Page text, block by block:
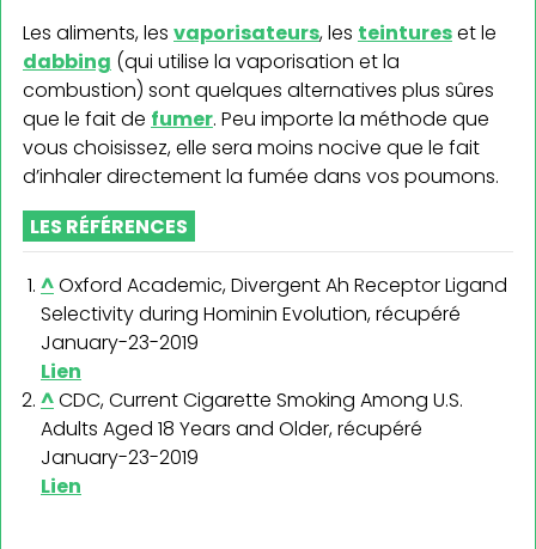
Les aliments, les vaporisateurs, les teintureset le
dabbing (qui utilise la vaporisation et la
combustion) sont quelques alternatives plus sûres
que le fait de fumer. Peu importe la méthode que
vous choisissez, elle sera moins nocive que le fait
d’inhaler directement la fumée dans vos poumons.
LES RÉFÉRENCES
^Oxford Academic, Divergent Ah Receptor Ligand
Selectivity during Hominin Evolution, récupéré
January-23-2019
Lien
^CDC, Current Cigarette Smoking Among U.S.
Adults Aged 18 Years and Older, récupéré
January-23-2019
Lien